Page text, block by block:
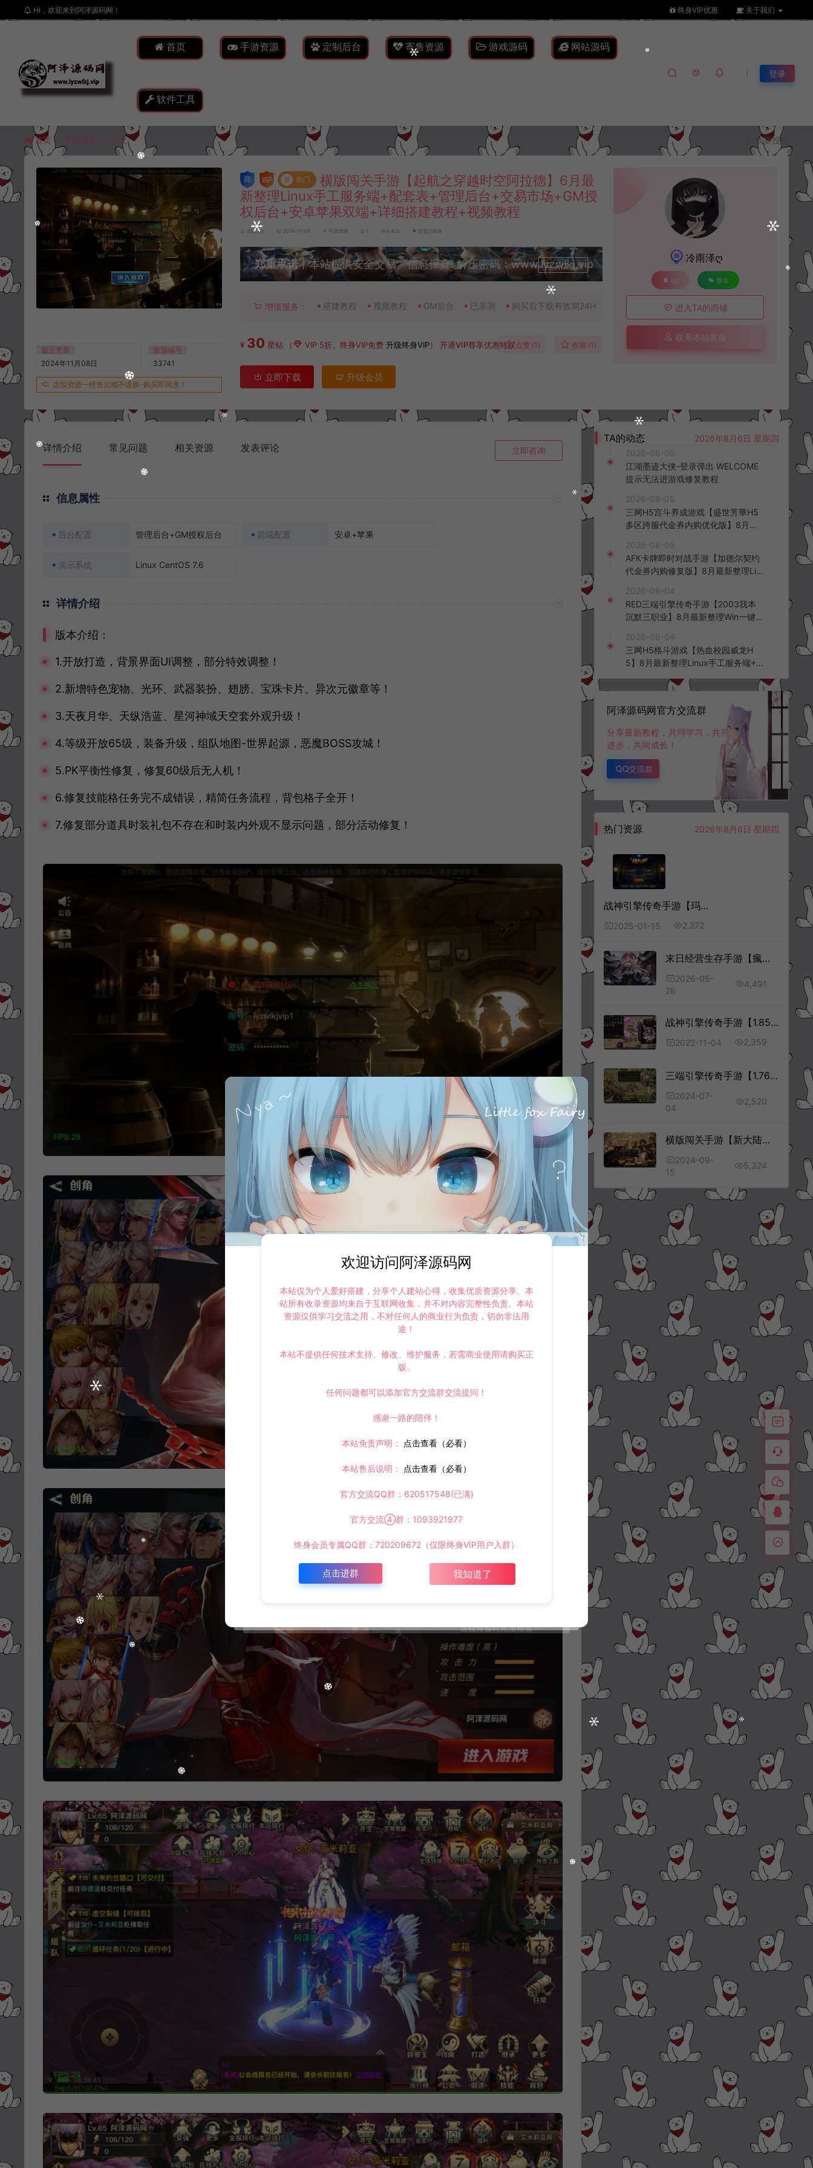
HI，欢迎来到阿泽源码网！ 终身VIP优惠 关于我们
首页 手游资源 定制后台 寄售资源 游戏源码 网站源码
软件工具
登录
首页 手游资源 正文 我要投稿
最近更新
2024年11月08日
资源编号
33741
虚拟资源一经售出概不退换-购买即同意！
# 热门
横版闯关手游【起航之穿越时空阿拉德】6月最
新整理Linux手工服务端+配套表+管理后台+交易市场+GM授
权后台+安卓苹果双端+详细搭建教程+视频教程
冷雨泽ღ 2024-11-08 手游资源 1 6,425 百度已收录
郑重承诺丨本站提供安全交易、信息保真! 解压密码：www.lyzwlkj.vip
升级会员
增值服务： 搭建教程 视频教程 GM后台 已亲测 购买后下载有效期24H
¥ 30 星钻 （ VIP 5折、终身VIP免费 升级终身VIP）开通VIP尊享优惠特权点赞 (1 ) 收藏 (1)
立即下载 升级会员
冷雨泽ღ
QQ 微信
进入TA的商铺
联系本站客服
详情介绍 常见问题 相关资源 发表评论 立即咨询
信息属性
后台配置 管理后台+GM授权后台 前端配置 安卓+苹果
演示系统 Linux CentOS 7.6
详情介绍
版本介绍：
1.开放打造，背景界面UI调整，部分特效调整！
2.新增特色宠物、光环、武器装扮、翅膀、宝珠卡片、异次元徽章等！
3.天夜月华、天纵浩蓝、星河神域天空套外观升级！
4.等级开放65级，装备升级，组队地图-世界起源，恶魔BOSS攻城！
5.PK平衡性修复，修复60级后无人机！
6.修复技能格任务完不成错误，精简任务流程，背包格子全开！
7.修复部分道具时装礼包不存在和时装内外观不显示问题，部分活动修复！
TA的动态
2026年8月6日 星期四
2026-08-05
江湖墨迹大侠-登录弹出 WELCOME
提示无法进游戏修复教程
2026-08-05
三网H5宫斗养成游戏【盛世芳華H5
多区跨服代金券内购优化版】8月最
台+全资源安卓+详细搭建教程+视频
教程
2026-08-05
AFK卡牌即时对战手游【加德尔契约
代金券内购修复版】8月最新整理Lin
K授权后台+安卓苹果双端+详细搭建
教程+视频教程
2026-08-04
RED三端引擎传奇手游【2003我本
沉默三职业】8月最新整理Win一键
2026-08-04
三网H5格斗游戏【热血校园威龙H
5】8月最新整理Linux手工服务端+W
户端+详细搭建教程
阿泽源码网官方交流群
分享最新教程，共同学习，共同
进步，共同成长！
QQ交流群
热门资源 2026年8月6日 星期四
战神引擎传奇手游【玛法传奇三职业[白猪3.1]】1月最新整理Win一键服务端+GM授权后台+安卓苹果双端+详细搭建教程+视频教程
2025-01-15 2,272
末日经营生存手游【瘋狂渁迣鎅代金券内购S5赛季版】5月最新整理Linux手工服务端+加解密工具+新管理后台+CDK授权后台+PC安卓苹果+详细搭建教程+视频教程
2026-05-
28
4,491
战神引擎传奇手游【1.85复古刑天战神合击版】11月最新整理Win一键服务端+GM充值后台+安卓+详细搭建教程
2022-11-04 2,359
三端引擎传奇手游【1.76时代风云】7月最新整理Win一键服务端+明文素材+安卓苹果PC+详细搭建教程
2024-07-
04
2,520
横版闯关手游【新大陆阿拉德[60帧]】9月最新整理Linux手工服务端+客户端源码+宣传图+WEB管理后台+GM授权后台+安卓苹果双端+详细搭建教程+视频教程
2024-09-
15
5,324
欢迎访问阿泽源码网
本站仅为个人爱好搭建，分享个人建站心得，收集优质资源分享。本
站所有收录资源均来自于互联网收集，并不对内容完整性负责。本站
资源仅供学习交流之用，不对任何人的商业行为负责，切勿非法用
途！
本站不提供任何技术支持、修改、维护服务，若需商业使用请购买正
版。
任何问题都可以添加官方交流群交流提问！
感谢一路的陪伴！
本站免责声明： 点击查看（必看）
本站售后说明： 点击查看（必看）
官方交流QQ群：620517548(已满)
官方交流④群：1093921977
终身会员专属QQ群：720209672（仅限终身VIP用户入群）
点击进群 我知道了